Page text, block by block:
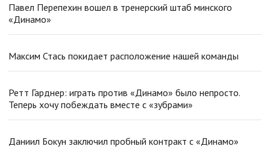
Павел Перепехин вошел в тренерский штаб минского
«Динамо»
Максим Стась покидает расположение нашей команды
Ретт Гарднер: играть против «Динамо» было непросто.
Теперь хочу побеждать вместе с «зубрами»
Даниил Бокун заключил пробный контракт с «Динамо»